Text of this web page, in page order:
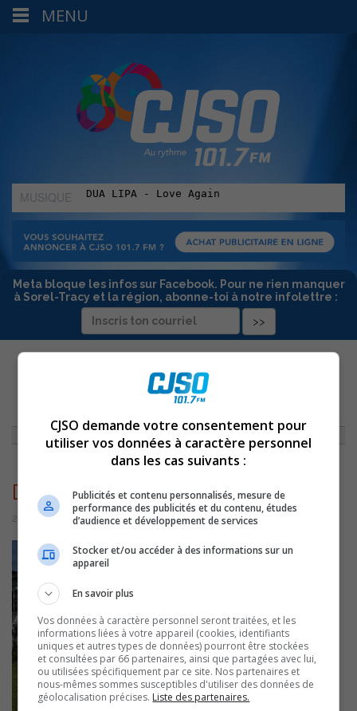
MUSIQUE
:
Meta bloque les infos sur Facebook. Pour ne rien manquer
à Sorel-Tracy et la région, abonne-toi à notre infolettre :
LES DIABLERIES DE CONTRECOEUR
PRÉSENTERONT LEUR 19E ÉDITION LES 14 ET 15 AOÛT
DiableriesContrecoeur2026
27 mai 2026 | Par Sylvain Rochon
MENU
CJSO demande votre consentement pour
utiliser vos données à caractère personnel
dans les cas suivants :
Publicités et contenu personnalisés, mesure de
performance des publicités et du contenu, études
d’audience et développement de services
Stocker et/ou accéder à des informations sur un
appareil
En savoir plus
Vos données à caractère personnel seront traitées, et les
informations liées à votre appareil (cookies, identifiants
uniques et autres types de données) pourront être stockées
et consultées par 66 partenaires, ainsi que partagées avec lui,
ou utilisées spécifiquement par ce site. Nos partenaires et
nous-mêmes sommes susceptibles d'utiliser des données de
géolocalisation précises. Liste des partenaires.